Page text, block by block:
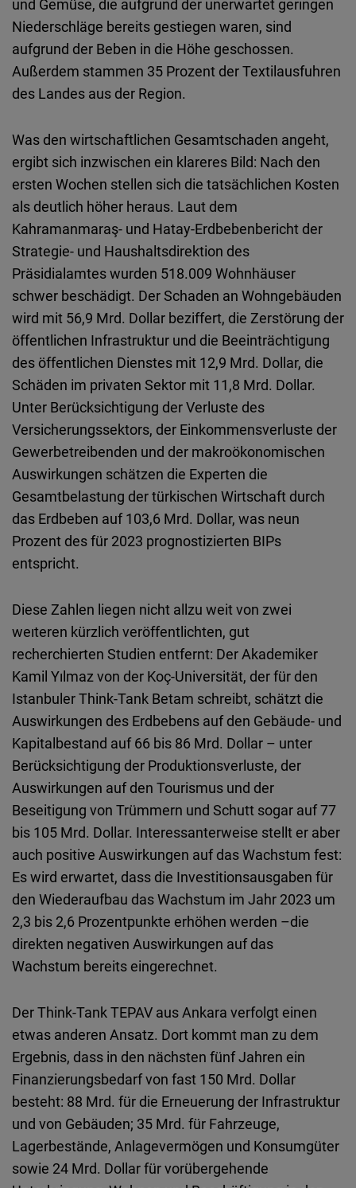
und Gemüse, die aufgrund der unerwartet geringen
Niederschläge bereits gestiegen waren, sind
aufgrund der Beben in die Höhe geschossen.
Außerdem stammen 35 Prozent der Textilausfuhren
des Landes aus der Region.
Was den wirtschaftlichen Gesamtschaden angeht,
ergibt sich inzwischen ein klareres Bild: Nach den
ersten Wochen stellen sich die tatsächlichen Kosten
als deutlich höher heraus. Laut dem
Kahramanmaraş- und Hatay-Erdbebenbericht der
Strategie- und Haushaltsdirektion des
Präsidialamtes wurden 518.009 Wohnhäuser
schwer beschädigt. Der Schaden an Wohngebäuden
wird mit 56,9 Mrd. Dollar beziffert, die Zerstörung der
öffentlichen Infrastruktur und die Beeinträchtigung
des öffentlichen Dienstes mit 12,9 Mrd. Dollar, die
Schäden im privaten Sektor mit 11,8 Mrd. Dollar.
Unter Berücksichtigung der Verluste des
Versicherungssektors, der Einkommensverluste der
Gewerbetreibenden und der makroökonomischen
Auswirkungen schätzen die Experten die
Gesamtbelastung der türkischen Wirtschaft durch
das Erdbeben auf 103,6 Mrd. Dollar, was neun
Prozent des für 2023 prognostizierten BIPs
entspricht.
Diese Zahlen liegen nicht allzu weit von zwei
weıteren kürzlich veröffentlichten, gut
recherchierten Studien entfernt: Der Akademiker
Kamil Yılmaz von der Koç-Universität, der für den
Istanbuler Think-Tank Betam schreibt, schätzt die
Auswirkungen des Erdbebens auf den Gebäude- und
Kapitalbestand auf 66 bis 86 Mrd. Dollar – unter
Berücksichtigung der Produktionsverluste, der
Auswirkungen auf den Tourismus und der
Beseitigung von Trümmern und Schutt sogar auf 77
bis 105 Mrd. Dollar. Interessanterweise stellt er aber
auch positive Auswirkungen auf das Wachstum fest:
Es wird erwartet, dass die Investitionsausgaben für
den Wiederaufbau das Wachstum im Jahr 2023 um
2,3 bis 2,6 Prozentpunkte erhöhen werden –die
direkten negativen Auswirkungen auf das
Wachstum bereits eingerechnet.
Der Think-Tank TEPAV aus Ankara verfolgt einen
etwas anderen Ansatz. Dort kommt man zu dem
Ergebnis, dass in den nächsten fünf Jahren ein
Finanzierungsbedarf von fast 150 Mrd. Dollar
besteht: 88 Mrd. für die Erneuerung der Infrastruktur
und von Gebäuden; 35 Mrd. für Fahrzeuge,
Lagerbestände, Anlagevermögen und Konsumgüter
sowie 24 Mrd. Dollar für vorübergehende